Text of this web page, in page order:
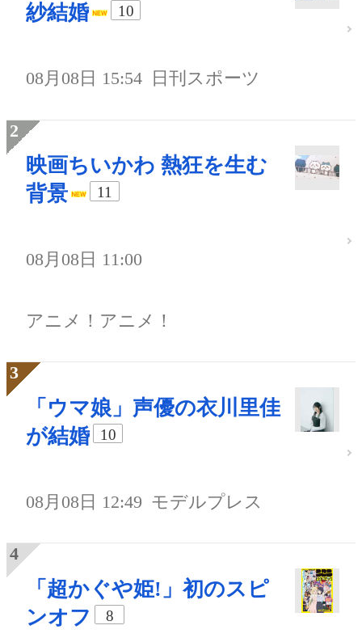
紗結婚
10
08月08日 15:54 日刊スポーツ
映画ちいかわ 熱狂を生む
背景
11
08月08日 11:00
アニメ！アニメ！
「ウマ娘」声優の衣川里佳
が結婚
10
08月08日 12:49 モデルプレス
「超かぐや姫!」初のスピ
ンオフ
8